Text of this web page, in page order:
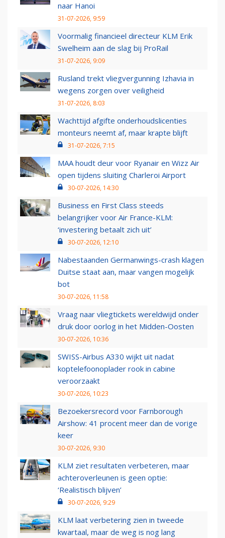
naar Hanoi
31-07-2026, 9:59
Voormalig financieel directeur KLM Erik
Swelheim aan de slag bij ProRail
31-07-2026, 9:09
Rusland trekt vliegvergunning Izhavia in
wegens zorgen over veiligheid
31-07-2026, 8:03
Wachttijd afgifte onderhoudslicenties
monteurs neemt af, maar krapte blijft
31-07-2026, 7:15
MAA houdt deur voor Ryanair en Wizz Air
open tijdens sluiting Charleroi Airport
30-07-2026, 14:30
Business en First Class steeds
belangrijker voor Air France-KLM:
‘investering betaalt zich uit’
30-07-2026, 12:10
Nabestaanden Germanwings-crash klagen
Duitse staat aan, maar vangen mogelijk
bot
30-07-2026, 11:58
Vraag naar vliegtickets wereldwijd onder
druk door oorlog in het Midden-Oosten
30-07-2026, 10:36
SWISS-Airbus A330 wijkt uit nadat
koptelefoonoplader rook in cabine
veroorzaakt
30-07-2026, 10:23
Bezoekersrecord voor Farnborough
Airshow: 41 procent meer dan de vorige
keer
30-07-2026, 9:30
KLM ziet resultaten verbeteren, maar
achteroverleunen is geen optie:
‘Realistisch blijven’
30-07-2026, 9:29
KLM laat verbetering zien in tweede
kwartaal, maar de weg is nog lang